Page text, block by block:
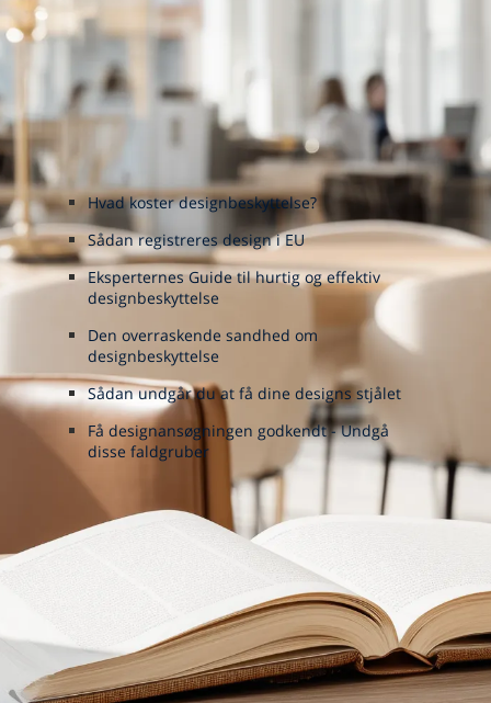
Hvad koster designbeskyttelse?
Sådan registreres design i EU
Eksperternes Guide til hurtig og effektiv
designbeskyttelse
Den overraskende sandhed om
designbeskyttelse
Sådan undgår du at få dine designs stjålet
Få designansøgningen godkendt - Undgå
disse faldgruber